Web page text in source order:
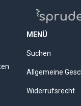
MENÜ
Suchen
Allgemeine
Widerrufsrecht